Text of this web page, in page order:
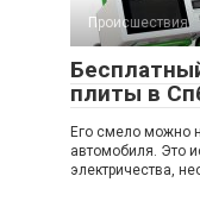
Происшествия
плиты в
Его смело можно
автомобиля. Это
электричества,